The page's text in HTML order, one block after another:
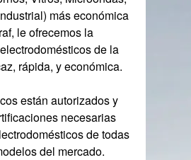
más económica
le ofrecemos la
de la
rápida, y económica.
están autorizados y
necesarias
de todas
del mercado.